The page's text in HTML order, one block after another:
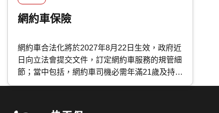
網約車保險
網約車合法化將於2027年8月22日生效，政府近
日向立法會提交文件，訂定網約車服務的規管細
節；當中包括，網約車司機必需年滿21歲及持有
香港永久性居民身份證、且須持有駕駛執照超過
考核和職前課程等，建議首階段網約車牌照發牌